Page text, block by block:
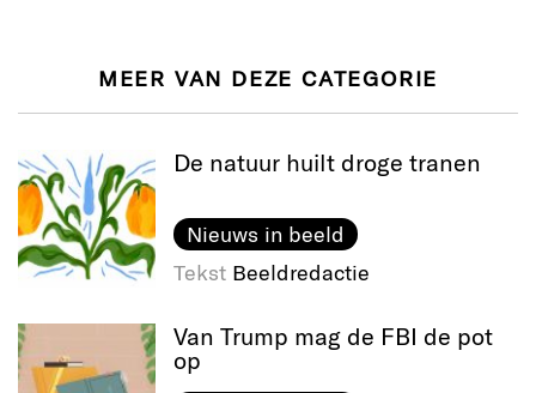
MEER VAN DEZE CATEGORIE
De natuur huilt droge tranen
Nieuws in beeld
Tekst Beeldredactie
Van Trump mag de FBI de pot
op